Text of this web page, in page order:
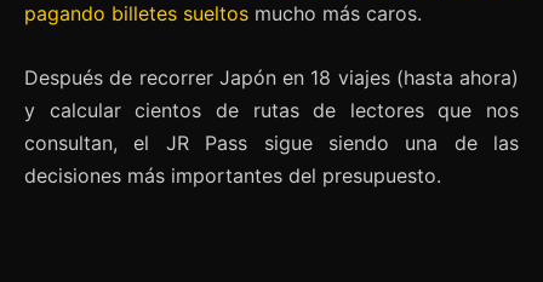
pagando billetes sueltos mucho más caros.
Después de recorrer Japón en 18 viajes (hasta ahora)
y calcular cientos de rutas de lectores que nos
consultan, el JR Pass sigue siendo una de las
decisiones más importantes del presupuesto.